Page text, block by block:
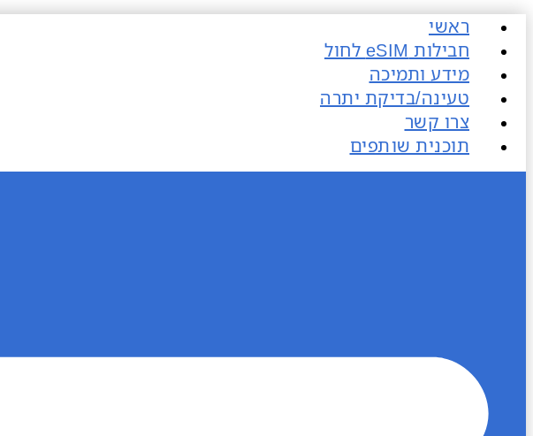
ראשי
חבילות eSIM​ לחול
מידע ותמיכה
טעינה/בדיקת יתרה
צרו קשר
תוכנית שותפים